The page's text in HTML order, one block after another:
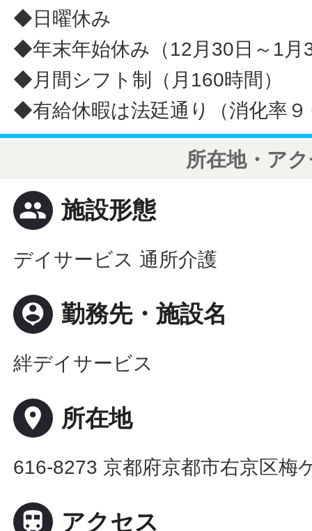
◆日曜休み
◆年末年始休み（12月30日～1月
◆月間シフト制（月160時間）
◆有給休暇は法廷通り（消化率９
所在地・ア
people 施設形態
デイサービス 通所介護
person_pin 勤務先・施設名
絆デイサービス
place 所在地
616-8273 京都府京都市右京区梅
 アクセス